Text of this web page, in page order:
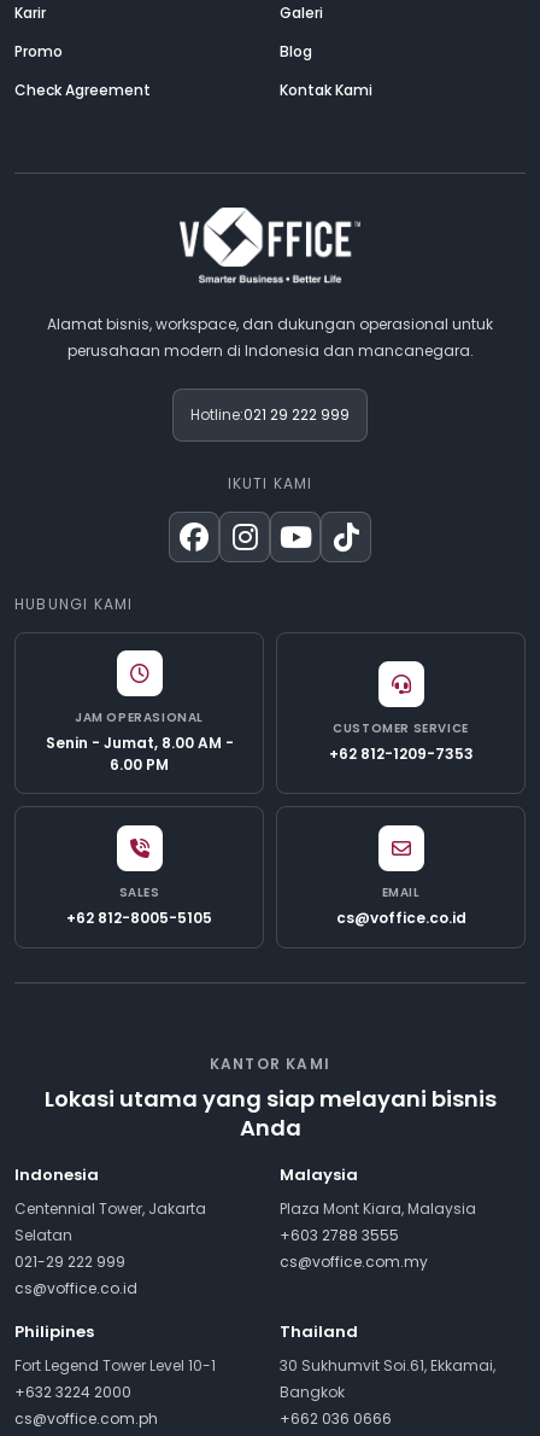
Alamat bisnis, workspace, dan dukungan operasional untuk
perusahaan modern di Indonesia dan mancanegara.
Hotline:021 29 222 999
IKUTI KAMI
HUBUNGI KAMI
JAM OPERASIONAL
Senin - Jumat, 8.00 AM -
6.00 PM
CUSTOMER SERVICE
+62 812-1209-7353
SALES
+62 812-8005-5105
EMAIL
cs@voffice.co.id
Karir
Promo
Check Agreement
Galeri
Blog
Kontak Kami
KANTOR KAMI
Lokasi utama yang siap melayani bisnis
Anda
Indonesia
Centennial Tower, Jakarta
Selatan
021-29 222 999
cs@voffice.co.id
Malaysia
Plaza Mont Kiara, Malaysia
+603 2788 3555
cs@voffice.com.my
Philipines
Fort Legend Tower Level 10-1
+632 3224 2000
cs@voffice.com.ph
Thailand
30 Sukhumvit Soi.61, Ekkamai,
Bangkok
+662 036 0666